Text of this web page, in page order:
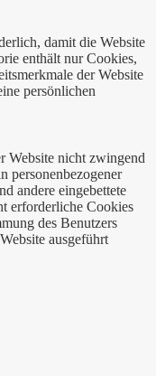
damit die Website
enthält nur Cookies,
der Website
persönlichen
Website nicht zwingend
personenbezogener
andere eingebettete
erforderliche Cookies
des Benutzers
ausgeführt